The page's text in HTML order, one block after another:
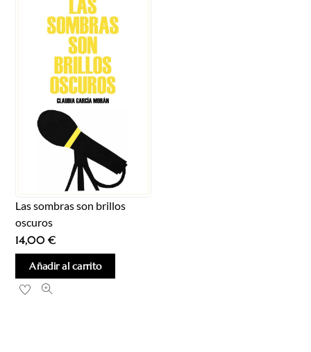
Las sombras son brillos
oscuros
14,00€
Añadir al carrito